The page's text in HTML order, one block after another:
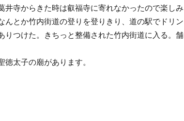
井寺からきた時は叡福寺に寄れなかったので楽しみ
んとか竹内街道の登りを登りきり、道の駅でドリン
りつけた。きちっと整備された竹内街道に入る。舗
太子の廟があります。